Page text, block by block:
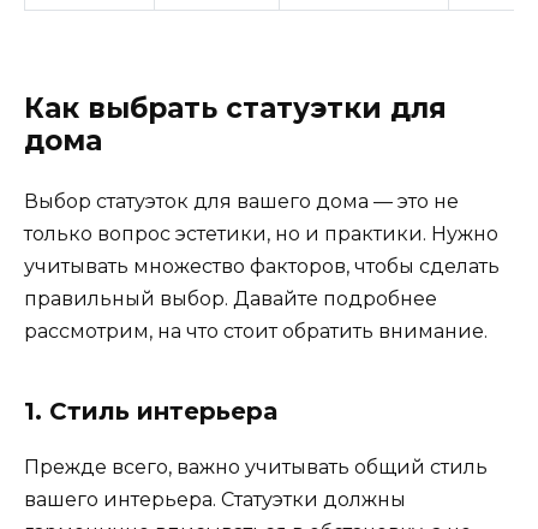
Как выбрать статуэтки для
дома
Выбор статуэток для вашего дома — это не
только вопрос эстетики, но и практики. Нужно
учитывать множество факторов, чтобы сделать
правильный выбор. Давайте подробнее
рассмотрим, на что стоит обратить внимание.
1. Стиль интерьера
Прежде всего, важно учитывать общий стиль
вашего интерьера. Статуэтки должны